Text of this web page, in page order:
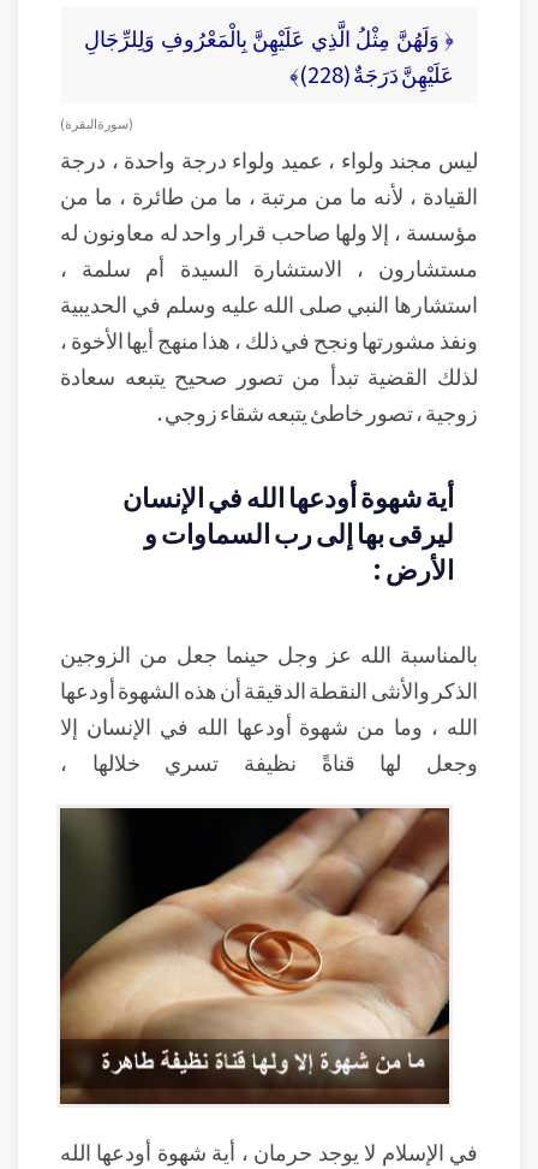
﴿ وَلَهُنَّ مِثْلُ الَّذِي عَلَيْهِنَّ بِالْمَعْرُوفِ وَلِلرِّجَالِ
عَلَيْهِنَّ دَرَجَةٌ (228)﴾
( سورة البقرة )
ليس مجند ولواء ، عميد ولواء درجة واحدة ، درجة
القيادة ، لأنه ما من مرتبة ، ما من طائرة ، ما من
مؤسسة ، إلا ولها صاحب قرار واحد له معاونون له
مستشارون ، الاستشارة السيدة أم سلمة ،
استشارها النبي صلى الله عليه وسلم في الحديبية
ونفذ مشورتها ونجح في ذلك ، هذا منهج أيها الأخوة ،
لذلك القضية تبدأ من تصور صحيح يتبعه سعادة
زوجية ، تصور خاطئ يتبعه شقاء زوجي .
أية شهوة أودعها الله في الإنسان
ليرقى بها إلى رب السماوات و
الأرض :
بالمناسبة الله عز وجل حينما جعل من الزوجين
الذكر والأنثى النقطة الدقيقة أن هذه الشهوة أودعها
الله ، وما من شهوة أودعها الله في الإنسان إلا
وجعل لها قناةً نظيفة تسري خلالها ،
في الإسلام لا يوجد حرمان ، أية شهوة أودعها الله